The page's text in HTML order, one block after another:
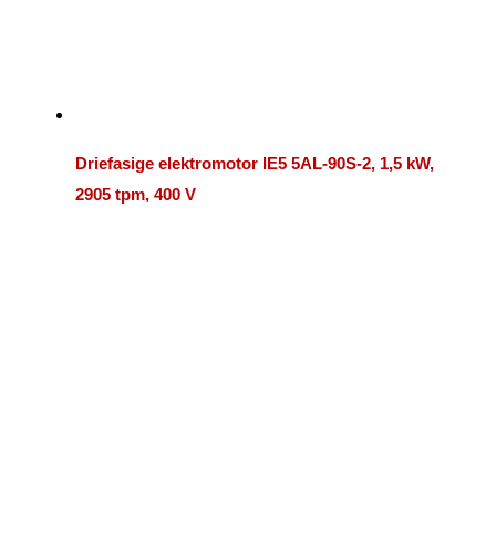
Driefasige elektromotor IE5 5AL-90S-2, 1,5 kW,
2905 tpm, 400 V